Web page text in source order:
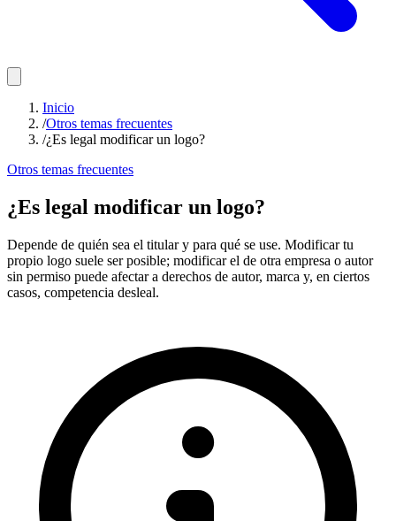
Inicio
/Otros temas frecuentes
/¿Es legal modificar un logo?
Otros temas frecuentes
¿Es legal modificar un logo?
Depende de quién sea el titular y para qué se use. Modificar tu
propio logo suele ser posible; modificar el de otra empresa o autor
sin permiso puede afectar a derechos de autor, marca y, en ciertos
casos, competencia desleal.